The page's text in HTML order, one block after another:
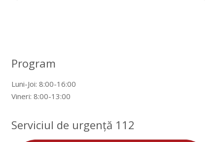
Program
Luni-Joi: 8:00-16:00
Vineri: 8:00-13:00
Serviciul de urgență 112